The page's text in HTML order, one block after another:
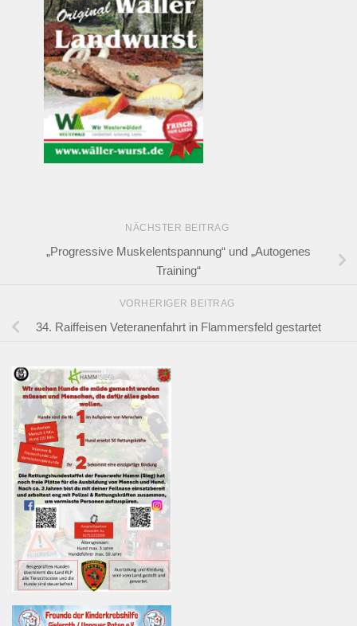
NÄCHSTER BEITRAG
„Progressive Muskelentspannung“ und „Autogenes
Training“
VORHERIGER BEITRAG
34. Raiffeisen Veteranenfahrt in Flammersfeld gestartet